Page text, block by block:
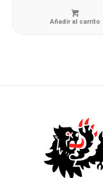
Añadir al carrito